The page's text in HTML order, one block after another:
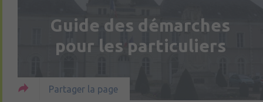
Guide des démarches
pour les particuliers
Partager la page